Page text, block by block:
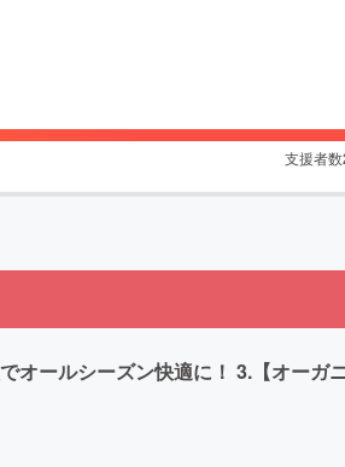
支援者数
オールシーズン快適に！ 3.【オーガ